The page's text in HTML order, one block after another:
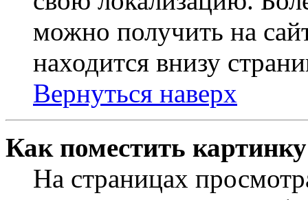
можно получить на
находится внизу
Вернуться наверх
Как поместить
На страницах